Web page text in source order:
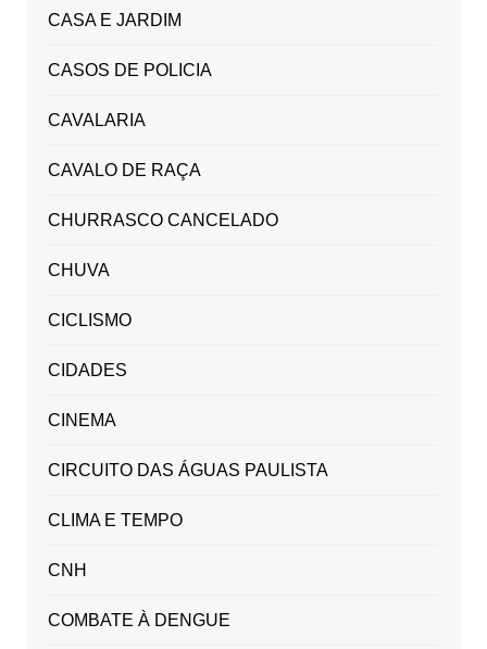
CASA E JARDIM
CASOS DE POLICIA
CAVALARIA
CAVALO DE RAÇA
CHURRASCO CANCELADO
CHUVA
CICLISMO
CIDADES
CINEMA
CIRCUITO DAS ÁGUAS PAULISTA
CLIMA E TEMPO
CNH
COMBATE À DENGUE